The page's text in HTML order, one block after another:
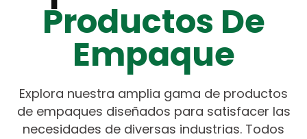
Productos De
Empaque
Explora nuestra amplia gama de productos
de empaques diseñados para satisfacer las
necesidades de diversas industrias. Todos